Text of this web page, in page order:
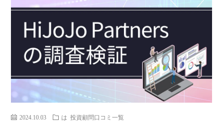
2024.10.03 は
投資顧問口コミ一覧